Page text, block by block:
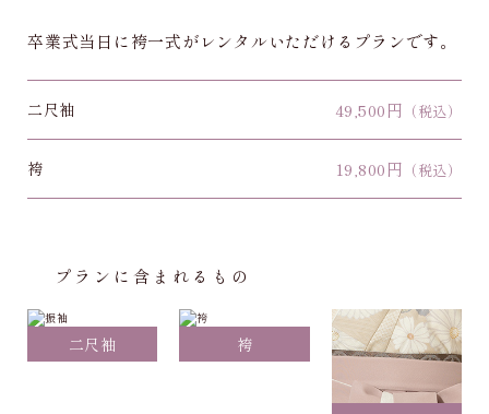
卒業式当日に袴一式がレンタルいただけるプランです。
二尺袖 49,500円 （税込）
袴 19,800円 （税込）
プランに含まれるもの
二尺袖 袴